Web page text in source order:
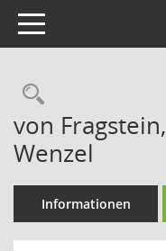
Toggle navigation
von
Wenzel
Informationen